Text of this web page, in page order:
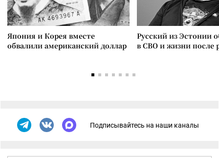
Япония и Корея вместе
обвалили американский доллар
Русский из Эстонии
в СВО и жизни после
Подписывайтесь на наши каналы